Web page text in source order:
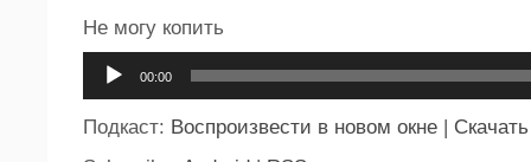
Не могу копить
00:00
Подкаст: Воспроизвести в новом окне | Скачать